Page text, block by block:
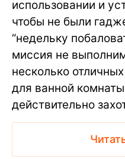
использовании и
чтобы не были
“недельку
миссия не
несколько
для ванной
действительно